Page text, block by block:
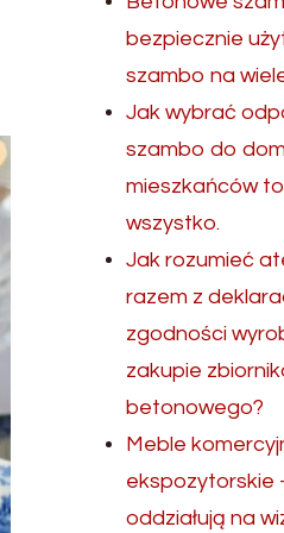
bezpiecznie
szambo na
Jak wybrać
szambo do
mieszkańców
wszystko.
Jak rozumieć
razem z
zgodności
zakupie
betonowego?
Meble
ekspozytorskie
oddziałują na